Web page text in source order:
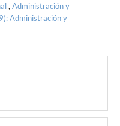
, Administración y
Administración y